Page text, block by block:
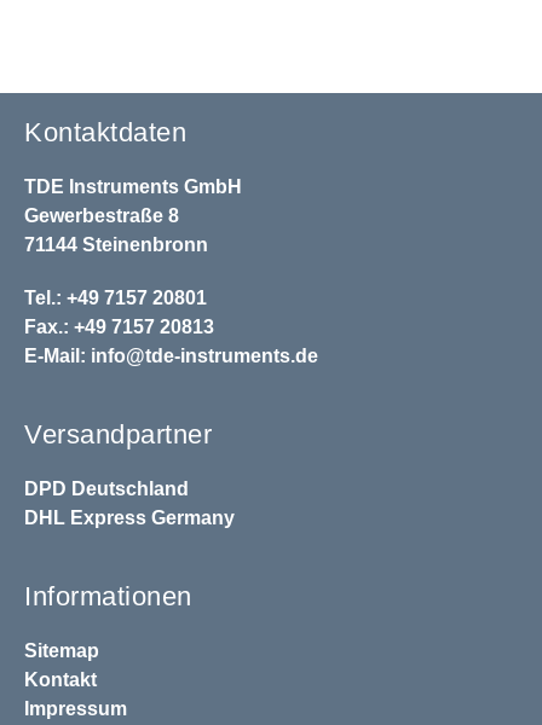
Kontaktdaten
TDE Instruments GmbH
Gewerbestraße 8
71144 Steinenbronn
Tel.: +49 7157 20801
Fax.: +49 7157 20813
E-Mail: info@tde-instruments.de
Versandpartner
DPD Deutschland
DHL Express Germany
Informationen
Sitemap
Kontakt
Impressum